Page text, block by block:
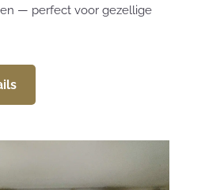
— perfect voor gezellige